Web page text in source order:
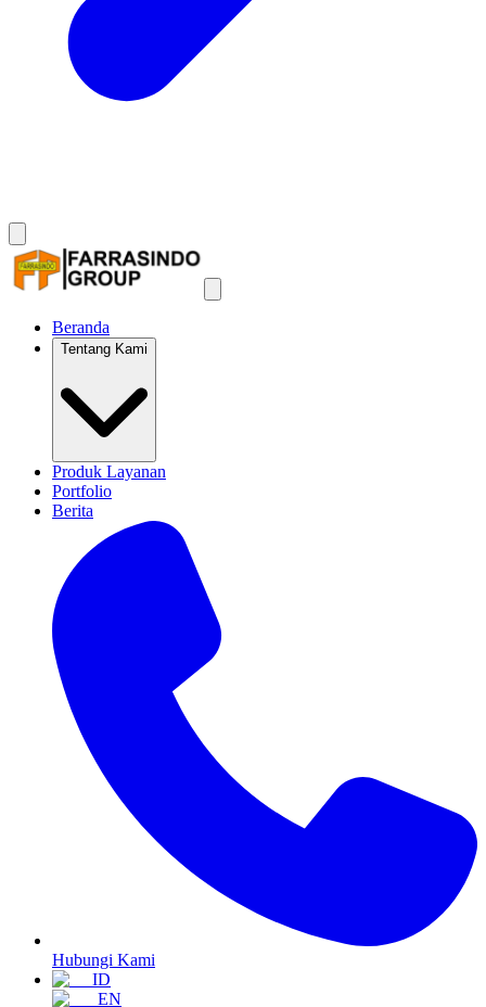
Beranda
Tentang Kami
Produk Layanan
Portfolio
Berita
Hubungi Kami
ID
EN